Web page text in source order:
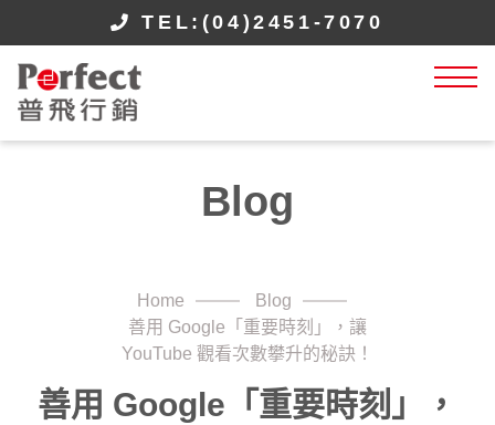
TEL:(04)2451-7070
Blog
Home
Blog
善用 Google「重要時刻」，讓
YouTube 觀看次數攀升的秘訣！
善用 Google「重要時刻」，